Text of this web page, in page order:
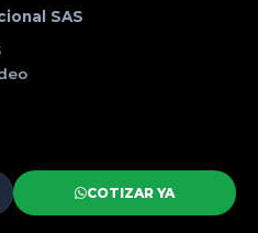
SAS
COTIZAR YA